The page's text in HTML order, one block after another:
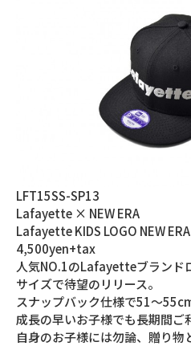
LFT15SS-SP13
Lafayette × NEW ERA
Lafayette KIDS LOGO NEW
4,500yen+tax
人気NO.1のLafayetteブランド
サイズで待望のリリース。
スナップバック仕様で51～
成長の早いお子様でも長期間ご
自身のお子様には勿論、贈り物